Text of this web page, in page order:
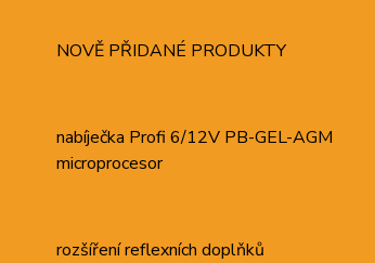
NOVĚ PŘIDANÉ PRODUKTY
nabíječka Profi 6/12V PB-GEL-AGM
microprocesor
rozšíření reflexních doplňků